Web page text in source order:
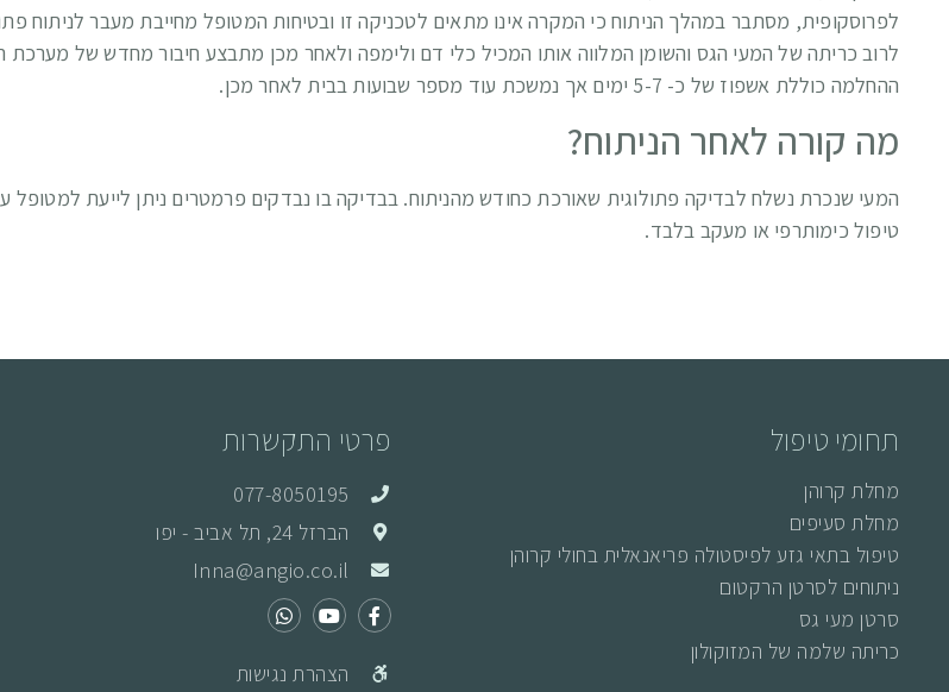
לפרוסקופית, מסתבר במהלך הניתוח כי המקרה אינו מתאים לטכניקה זו ובטיחות המטופל מחייבת מעבר לניתוח
לרוב כריתה של המעי הגס והשומן המלווה אותו המכיל כלי דם ולימפה ולאחר מכן מתבצע חיבור מחדש של מערכת
ההחלמה כוללת אשפוז של כ- 5-7 ימים אך נמשכת עוד מספר שבועות בבית לאחר מכן.
מה קורה לאחר הניתוח?
המעי שנכרת נשלח לבדיקה פתולוגית שאורכת כחודש מהניתוח. בבדיקה בו נבדקים פרמטרים ניתן לייעת למטופל
טיפול כימותרפי או מעקב בלבד.
תחומי טיפול
מחלת קרוהן
מחלת סעיפים
טיפול בתאי גזע לפיסטולה פריאנאלית בחולי קרוהן
ניתוחים לסרטן הרקטום
סרטן מעי גס
כריתה שלמה של המזוקולון
פרטי התקשרות
077-8050195
הברזל 24, תל אביב - יפו
Inna@angio.co.il
הצהרת נגישות